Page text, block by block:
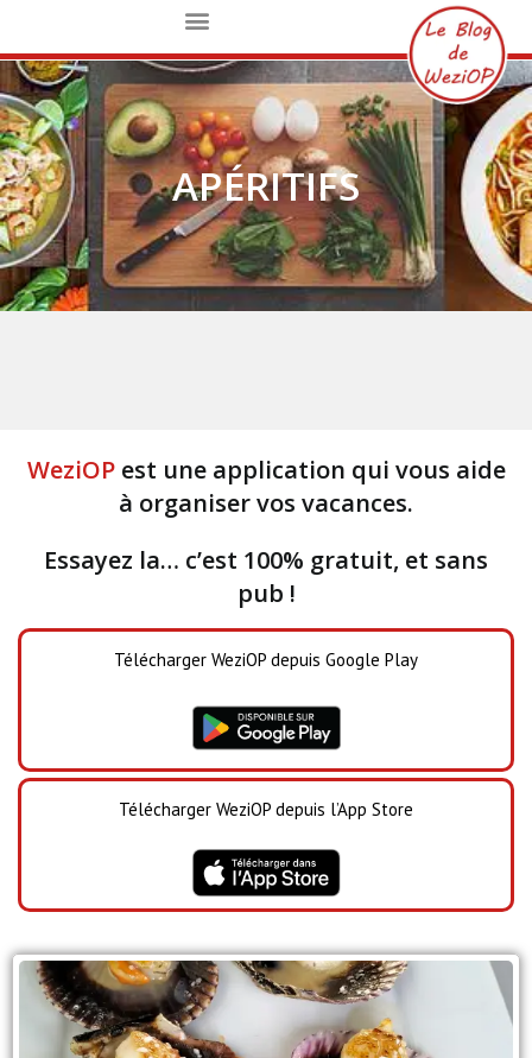
APÉRITIFS
WeziOPest une application qui vous aide
à organiser vos vacances.
Essayez la… c’est 100% gratuit, et sans
pub !
Télécharger WeziOP depuis Google Play
Télécharger WeziOP depuis l’App Store